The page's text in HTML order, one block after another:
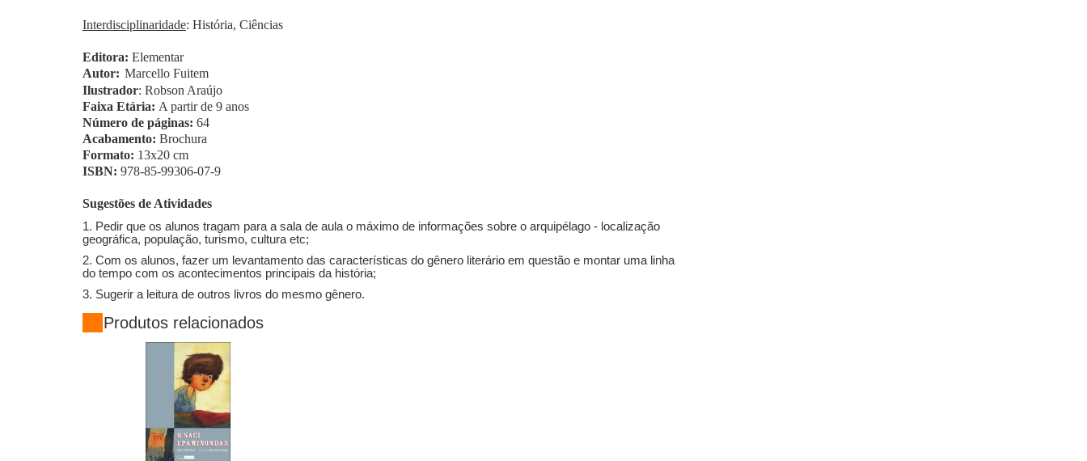
Interdisciplinaridade: História, Ciências
Editora: Elementar
Autor: Marcello Fuitem
Ilustrador: Robson Araújo
Faixa Etária: A partir de 9 anos
Número de páginas: 64
Acabamento: Brochura
Formato: 13x20 cm
ISBN: 978-85-99306-07-9
Sugestões de Atividades
1. Pedir que os alunos tragam para a sala de aula o máximo de informações sobre o arquipélago - localização
geográfica, população, turismo, cultura etc;
2. Com os alunos, fazer um levantamento das características do gênero literário em questão e montar uma linha
do tempo com os acontecimentos principais da história;
3. Sugerir a leitura de outros livros do mesmo gênero.
Produtos relacionados